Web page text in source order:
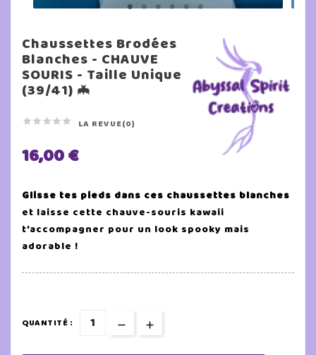
Chaussettes Brodées
Blanches - CHAUVE
SOURIS - Taille Unique
(39/41) 🦇
     LA REVUE(0)
16,00 €
Glisse tes pieds dans ces chaussettes blanches
et laisse cette chauve-souris kawaii
t’accompagner pour un look spooky mais
adorable !
QUANTITÉ :